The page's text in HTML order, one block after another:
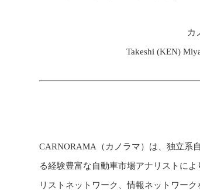
カ
Takeshi (KEN)
CARNORAMA（カノラマ）は、独立系
る経験豊富な自動車市場アナリストに
リストネットワーク、情報ネットワー